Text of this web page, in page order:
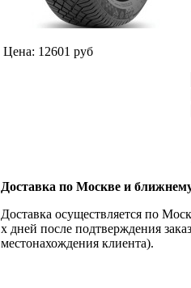
Цена: 12601 руб
Доставка по Москве и
Доставка осуществляется по
х дней после подтверждения
местонахождения клиента).